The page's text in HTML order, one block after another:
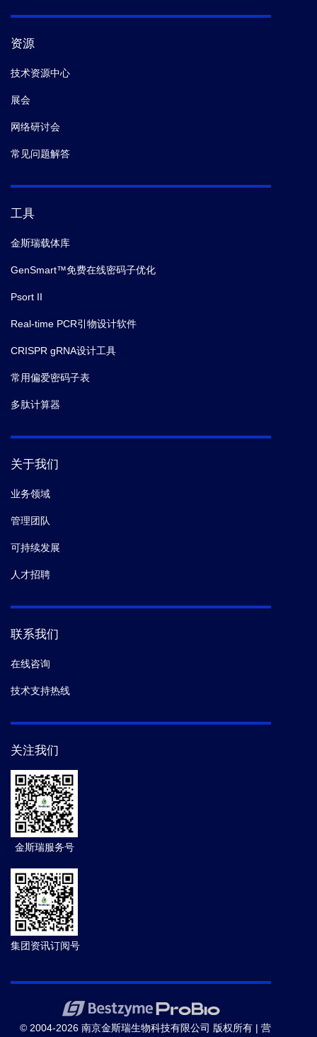
资源
技术资源中心
展会
网络研讨会
常见问题解答
工具
金斯瑞载体库
GenSmart™免费在线密码子优化
Psort II
Real-time PCR引物设计软件
CRISPR gRNA设计工具
常用偏爱密码子表
多肽计算器
关于我们
业务领域
管理团队
可持续发展
人才招聘
联系我们
在线咨询
技术支持热线
关注我们
金斯瑞服务号
集团资讯订阅号
© 2004-2026 南京金斯瑞生物科技有限公司 版权所有 | 营